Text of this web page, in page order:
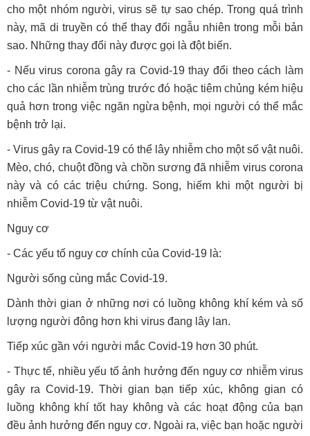
cho một nhóm người, virus sẽ tự sao chép. Trong quá trình
này, mã di truyền có thể thay đổi ngẫu nhiên trong mỗi bản
sao. Những thay đổi này được gọi là đột biến.
- Nếu virus corona gây ra Covid-19 thay đổi theo cách làm
cho các lần nhiễm trùng trước đó hoặc tiêm chủng kém hiệu
quả hơn trong việc ngăn ngừa bệnh, mọi người có thể mắc
bệnh trở lại.
- Virus gây ra Covid-19 có thể lây nhiễm cho một số vật nuôi.
Mèo, chó, chuột đồng và chồn sương đã nhiễm virus corona
này và có các triệu chứng. Song, hiếm khi một người bị
nhiễm Covid-19 từ vật nuôi.
Nguy cơ
- Các yếu tố nguy cơ chính của Covid-19 là:
Người sống cùng mắc Covid-19.
Dành thời gian ở những nơi có luồng không khí kém và số
lượng người đông hơn khi virus đang lây lan.
Tiếp xúc gần với người mắc Covid-19 hơn 30 phút.
- Thực tế, nhiều yếu tố ảnh hưởng đến nguy cơ nhiễm virus
gây ra Covid-19. Thời gian bạn tiếp xúc, không gian có
luồng không khí tốt hay không và các hoạt động của bạn
đều ảnh hưởng đến nguy cơ. Ngoài ra, việc bạn hoặc người